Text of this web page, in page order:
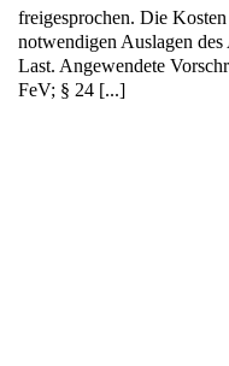
freigesprochen. Die
notwendigen Auslagen
Last. Angewendete
FeV; § 24 [...]